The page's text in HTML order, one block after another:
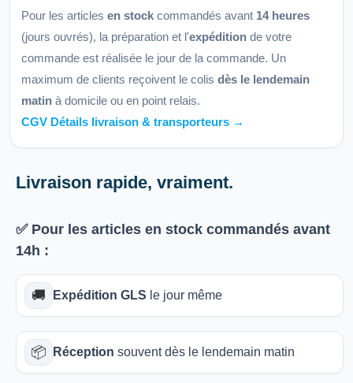
Pour les articles en stock commandés avant 14 heures
(jours ouvrés), la préparation et l'expédition de votre
commande est réalisée le jour de la commande. Un
maximum de clients reçoivent le colis dès le lendemain
matin à domicile ou en point relais.
CGV Détails livraison & transporteurs →
Livraison rapide, vraiment.
✅ Pour les articles en stock commandés avant
14h :
🚚 Expédition GLS le jour même
📦 Réception souvent dès le lendemain matin